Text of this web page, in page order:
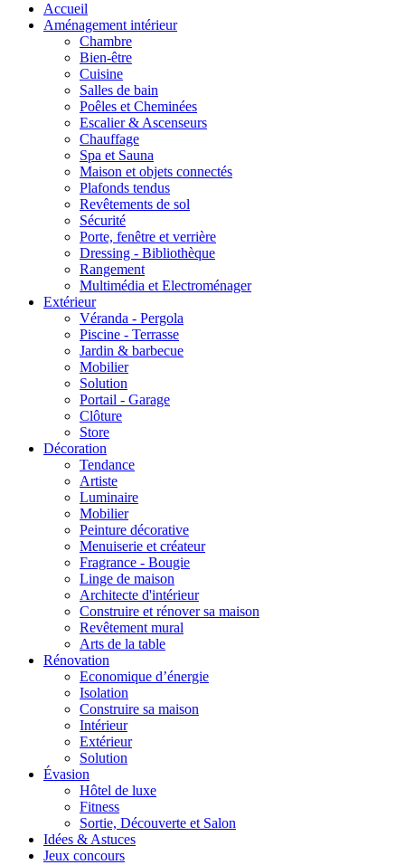
Accueil
Aménagement intérieur
Chambre
Bien-être
Cuisine
Salles de bain
Poêles et Cheminées
Escalier & Ascenseurs
Chauffage
Spa et Sauna
Maison et objets connectés
Plafonds tendus
Revêtements de sol
Sécurité
Porte, fenêtre et verrière
Dressing - Bibliothèque
Rangement
Multimédia et Electroménager
Extérieur
Véranda - Pergola
Piscine - Terrasse
Jardin & barbecue
Mobilier
Solution
Portail - Garage
Clôture
Store
Décoration
Tendance
Artiste
Luminaire
Mobilier
Peinture décorative
Menuiserie et créateur
Fragrance - Bougie
Linge de maison
Architecte d'intérieur
Construire et rénover sa maison
Revêtement mural
Arts de la table
Rénovation
Economique d’énergie
Isolation
Construire sa maison
Intérieur
Extérieur
Solution
Évasion
Hôtel de luxe
Fitness
Sortie, Découverte et Salon
Idées & Astuces
Jeux concours